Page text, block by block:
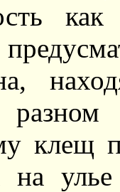
клещ